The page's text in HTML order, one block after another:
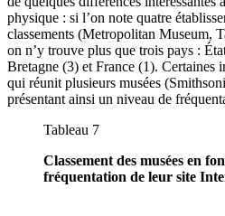
physique : si l’on note quatre
classements (Metropolitan Museum,
on n’y trouve plus que trois pays :
Bretagne (3) et France (1). Certaines
qui réunit plusieurs musées
présentant ainsi un niveau de
Tableau 7
Classement des musées en
fréquentation de leur site